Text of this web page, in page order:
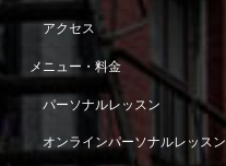
アクセス
メニュー・料金
パーソナルレッスン
オンラインパーソナルレッスン